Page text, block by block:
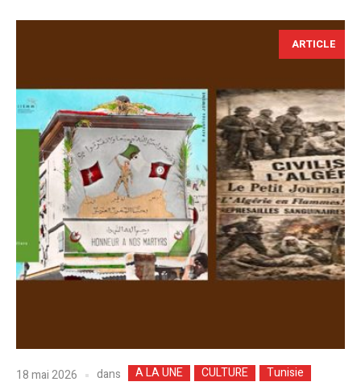
ARTICLE
18 mai 2026 dans A LA UNE CULTURE Tunisie